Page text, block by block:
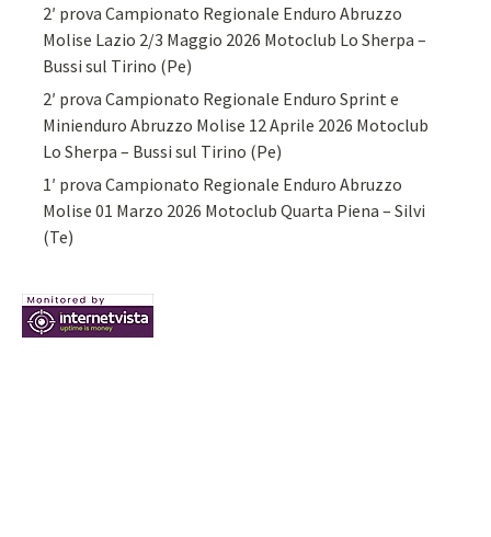
2′ prova Campionato Regionale Enduro Abruzzo
Molise Lazio 2/3 Maggio 2026 Motoclub Lo Sherpa –
Bussi sul Tirino (Pe)
2′ prova Campionato Regionale Enduro Sprint e
Minienduro Abruzzo Molise 12 Aprile 2026 Motoclub
Lo Sherpa – Bussi sul Tirino (Pe)
1′ prova Campionato Regionale Enduro Abruzzo
Molise 01 Marzo 2026 Motoclub Quarta Piena – Silvi
(Te)